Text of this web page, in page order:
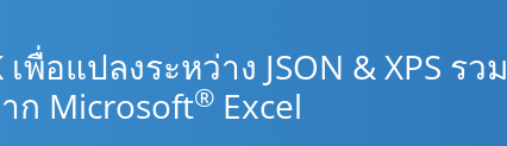
อแปลงระหว่าง JSON & XPS รวม
ก Microsoft® Excel